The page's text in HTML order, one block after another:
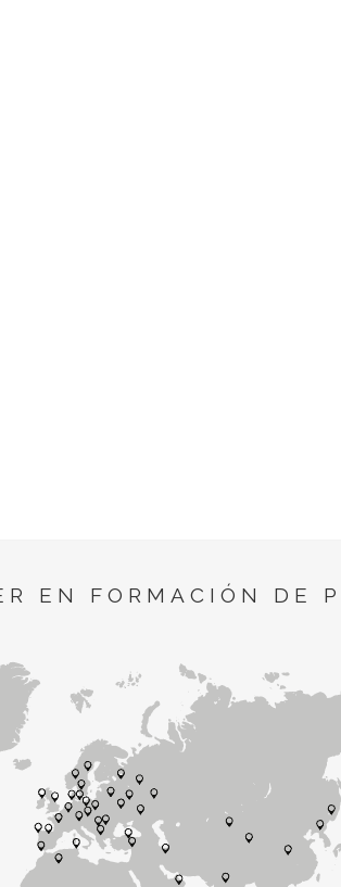
EN FORMACIÓN DE